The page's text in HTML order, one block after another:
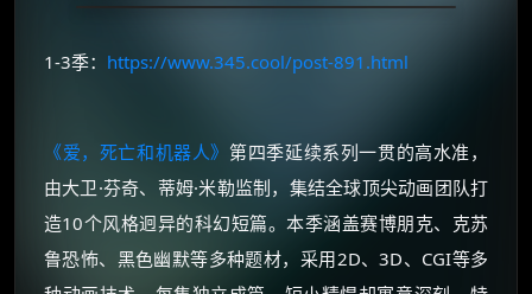
1-3季： https://www.345.cool/post-891.html
《爱，死亡和机器人》 第四季延续系列一贯的高水准，
由大卫·芬奇、蒂姆·米勒监制，集结全球顶尖动画团队打
造10个风格迥异的科幻短篇​。本季涵盖赛博朋克、克苏
鲁恐怖、黑色幽默等多种题材，采用2D、3D、CGI等多